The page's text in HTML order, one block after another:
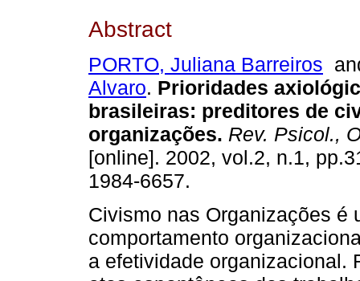
Abstract
PORTO, Juliana Barreiros
Alvaro. Prioridades
brasileiras: preditores de
organizações. Rev. Psicol.,
[online]. 2002, vol.2, n.1,
1984-6657.
Civismo nas Organizações é
comportamento
a efetividade organizacional.